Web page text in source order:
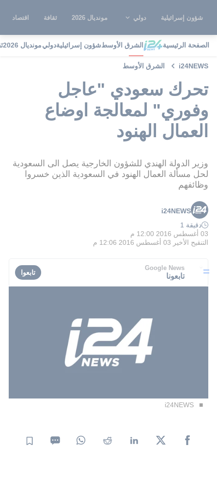
شؤون إسرائيلية دولي مونديال 2026 ثقافة اقتصاد
الصفحة الرئيسية الشرق الأوسطشؤون إسرائيليةدوليمونديال 2026
i24NEWS الشرق الأوسط
تحرك سعودي "عاجل
وفوري" لمعالجة اوضاع
العمال الهنود
وزير الدولة الهندي للشؤون الخارجية يصل الى السعودية
لحل مسألة العمال الهنود في السعودية الذين خسروا
وظائفهم
i24NEWS
دقيقة 1
03 أغسطس 2016 12:00 م
التنقيح الأخير 03 أغسطس 2016 12:06 م
Google News
تابعونا تابعوا
i24NEWS